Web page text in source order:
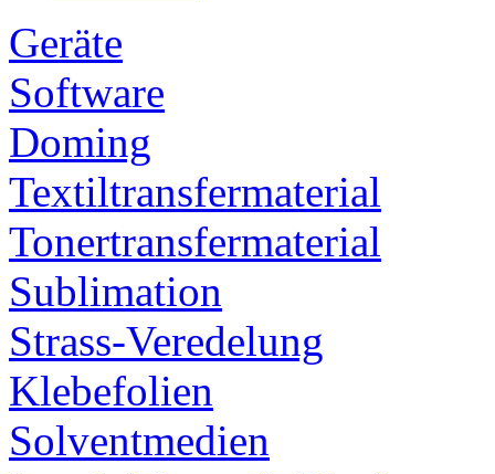
Geräte
Software
Doming
Textiltransfermaterial
Tonertransfermaterial
Sublimation
Strass-Veredelung
Klebefolien
Solventmedien